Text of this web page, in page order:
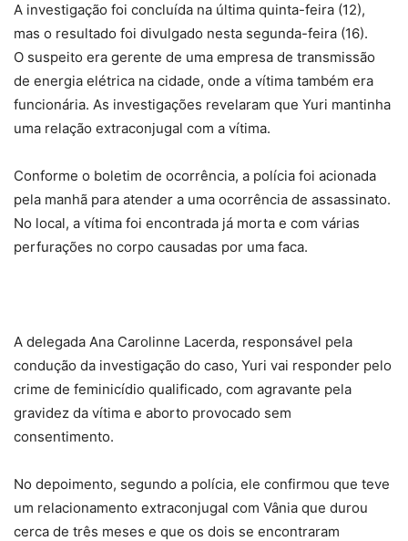
A investigação foi concluída na última quinta-feira (12),
mas o resultado foi divulgado nesta segunda-feira (16).
O suspeito era gerente de uma empresa de transmissão
de energia elétrica na cidade, onde a vítima também era
funcionária. As investigações revelaram que Yuri mantinha
uma relação extraconjugal com a vítima.
Conforme o boletim de ocorrência, a polícia foi acionada
pela manhã para atender a uma ocorrência de assassinato.
No local, a vítima foi encontrada já morta e com várias
perfurações no corpo causadas por uma faca.
A delegada Ana Carolinne Lacerda, responsável pela
condução da investigação do caso, Yuri vai responder pelo
crime de feminicídio qualificado, com agravante pela
gravidez da vítima e aborto provocado sem
consentimento.
No depoimento, segundo a polícia, ele confirmou que teve
um relacionamento extraconjugal com Vânia que durou
cerca de três meses e que os dois se encontraram